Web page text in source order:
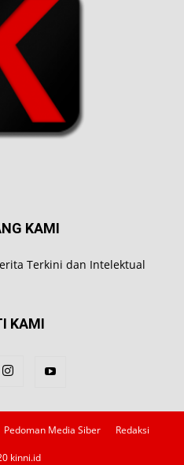
KAMI
Terkini dan Intelektual
KAMI
Pedoman Media Siber Redaksi
kinni.id